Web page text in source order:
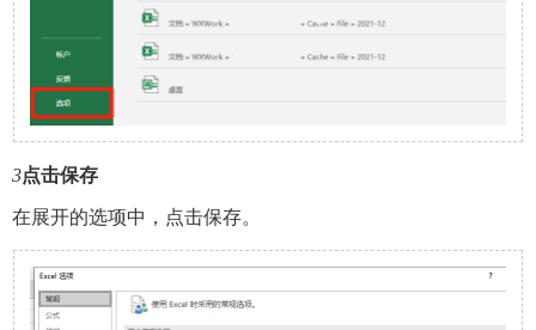
3点击保存
在展开的选项中，点击保存。